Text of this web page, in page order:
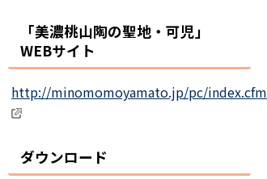
「美濃桃山陶の聖地・可児」
WEBサイト
http://minomomoyamato.jp/pc/index.cfm
ダウンロード